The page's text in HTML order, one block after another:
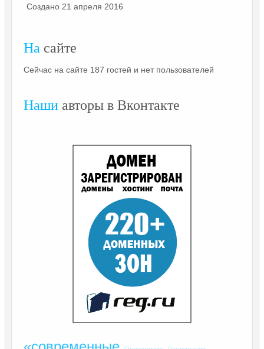
Создано 21 апреля 2016
На сайте
Сейчас на сайте 187 гостей и нет пользователей
Наши авторы в Вконтакте